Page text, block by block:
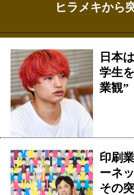
ヒラメキから
日本
学生
業観”
印刷
ーネ
その